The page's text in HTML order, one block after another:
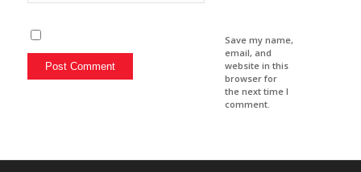
Save my name,
email, and
website in this
browser for
the next time I
comment.